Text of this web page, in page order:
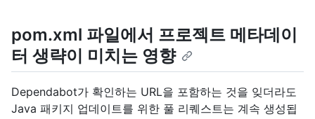
pom.xml 파일에서 프로젝트 메타데이
터 생략이 미치는 영향
Dependabot가 확인하는 URL을 포함하는 것을 잊더라도
Java 패키지 업데이트를 위한 풀 리퀘스트는 계속 생성됩